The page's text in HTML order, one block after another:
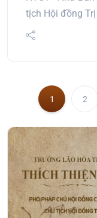
tịch Hội đồng
1 2